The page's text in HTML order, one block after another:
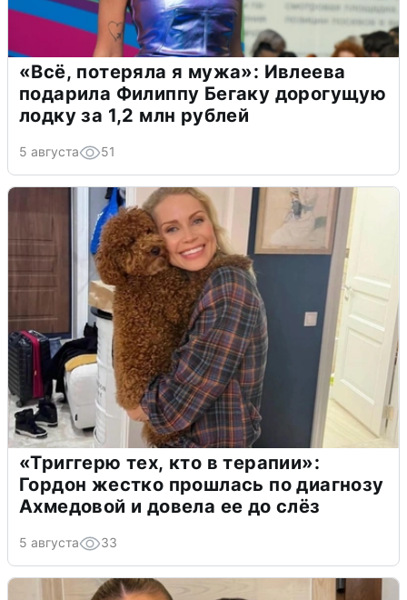
«Всё, потеряла я мужа»: Ивлеева
подарила Филиппу Бегаку дорогущую
лодку за 1,2 млн рублей
5 августа 51
«Триггерю тех, кто в терапии»:
Гордон жестко прошлась по диагнозу
Ахмедовой и довела ее до слёз
5 августа 33